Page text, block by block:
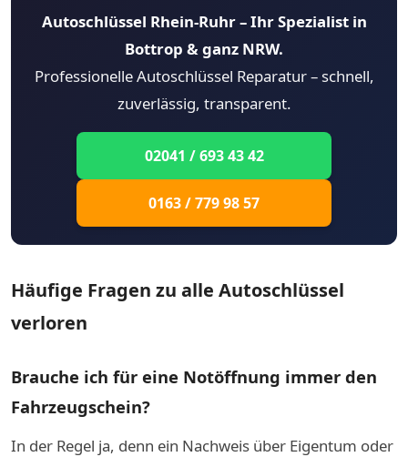
Autoschlüssel Rhein-Ruhr – Ihr Spezialist in
Bottrop & ganz NRW.
Professionelle Autoschlüssel Reparatur – schnell,
zuverlässig, transparent.
02041 / 693 43 42
0163 / 779 98 57
Häufige Fragen zu alle Autoschlüssel
verloren
Brauche ich für eine Notöffnung immer den
Fahrzeugschein?
In der Regel ja, denn ein Nachweis über Eigentum oder